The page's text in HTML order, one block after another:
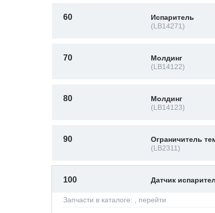
60
Испаритель
(LB14271)
70
Молдинг
(LB14122)
80
Молдинг
(LB14123)
90
Ограничитель
(LB2311)
100 Датчик
Запчасти в каталоге: , перейти